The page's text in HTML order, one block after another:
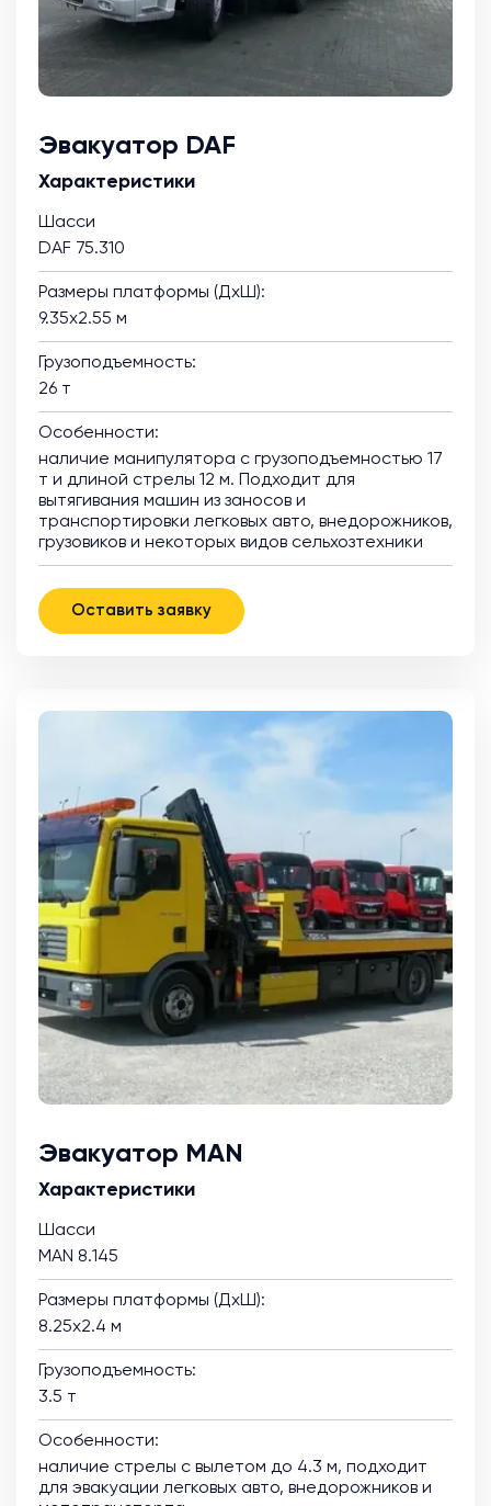
Эвакуатор DAF
Характеристики
Шасси
DAF 75.310
Размеры платформы (ДхШ):
9.35х2.55 м
Грузоподъемность:
26 т
Особенности:
наличие манипулятора с грузоподъемностью 17
т и длиной стрелы 12 м. Подходит для
вытягивания машин из заносов и
транспортировки легковых авто, внедорожников,
грузовиков и некоторых видов сельхозтехники
Оставить заявку
Эвакуатор MAN
Характеристики
Шасси
MAN 8.145
Размеры платформы (ДхШ):
8.25х2.4 м
Грузоподъемность:
3.5 т
Особенности:
наличие стрелы с вылетом до 4.3 м, подходит
для эвакуации легковых авто, внедорожников и